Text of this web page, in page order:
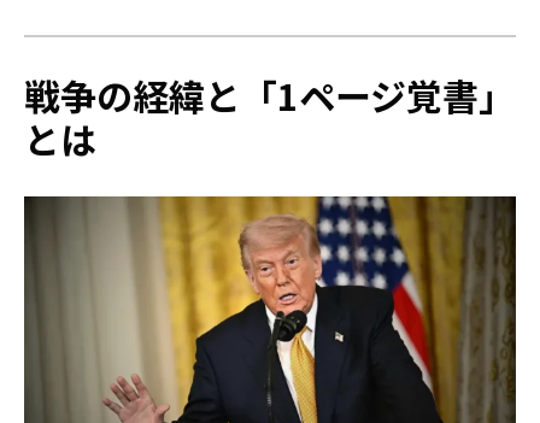
戦争の経緯と「1ページ覚書」
とは